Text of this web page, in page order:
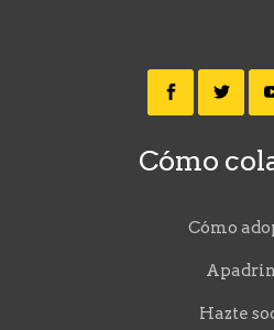
Cómo
Cómo
Hazte